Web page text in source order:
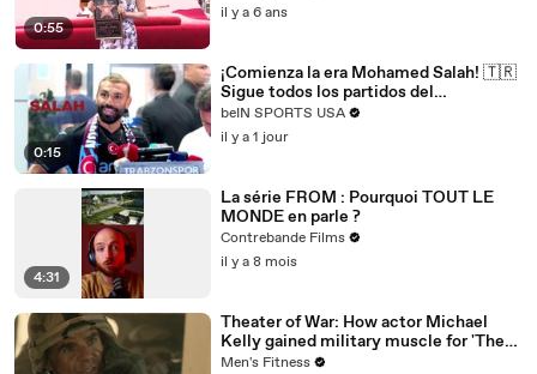
0:55
il y a 6 ans
0:15
¡Comienza la era Mohamed Salah! 🇹🇷
Sigue todos los partidos del
Trabzonspor por beIN SPORTS
beIN SPORTS USA
il y a 1 jour
4:31
La série FROM : Pourquoi TOUT LE
MONDE en parle ?
Contrebande Films
il y a 8 mois
Theater of War: How actor Michael
Kelly gained military muscle for 'The
Long Road Home'
Men's Fitness